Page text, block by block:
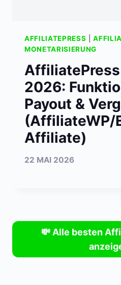
AFFILIATEPRESS |
MONETARISIERUNG
2026:
Payout &
(AffiliateWP/
Affiliate)
22 MAI 2026
💸 Alle besten